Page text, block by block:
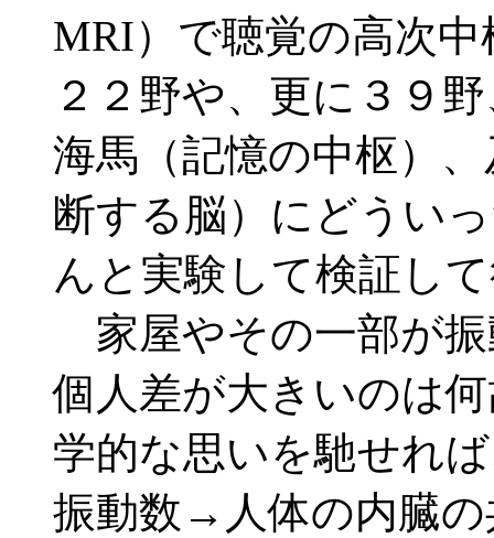
MRI）で聴覚の高次
２２野や、更に３９
海馬（記憶の中枢）
断する脳）にどうい
んと実験して検証し
家屋やその一部が
個人差が大きいのは
学的な思いを馳せれ
振動数→人体の内臓